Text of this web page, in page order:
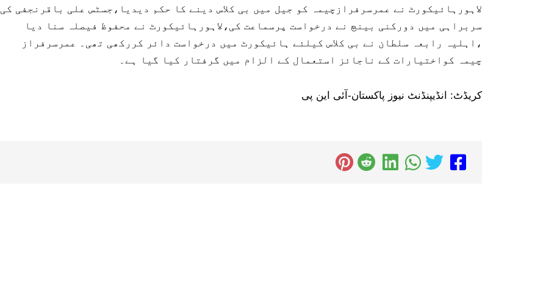
لاہورہائیکورٹ نے عمرسرفرازچیمہ کو جیل میں بی کلاس دینے کا حکم دیدیا،جسٹس علی باقرنجفی کی
سربراہی میں دورکنی بینچ نے درخواست پرسماعت کی،لاہورہائیکورٹ نے محفوظ فیصلہ سنا دیا
،اہلیہ رابعہ سلطان نے بی کلاس کیلئے ہائیکورٹ میں درخواست دائر کررکھی تھی۔ عمرسرفراز
چیمہ کواختیارات کے ناجائز استعمال کے الزام میں گرفتار کیا گیا ہے۔
کریڈٹ: انڈیپنڈنٹ نیوز پاکستان-آئی این پی